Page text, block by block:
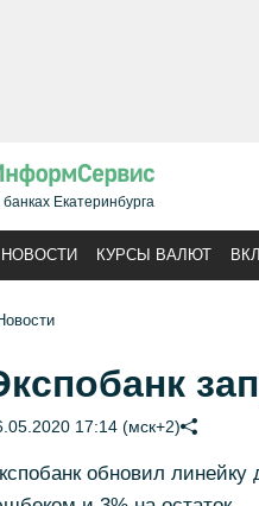
Екатеринбурга
НОВОСТИ КУРСЫ ВАЛЮТ
17:14 (мск+2)
обновил линейку